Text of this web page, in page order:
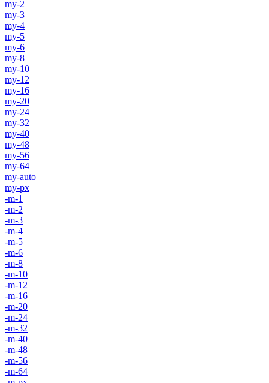
my-2
my-3
my-4
my-5
my-6
my-8
my-10
my-12
my-16
my-20
my-24
my-32
my-40
my-48
my-56
my-64
my-auto
my-px
-m-1
-m-2
-m-3
-m-4
-m-5
-m-6
-m-8
-m-10
-m-12
-m-16
-m-20
-m-24
-m-32
-m-40
-m-48
-m-56
-m-64